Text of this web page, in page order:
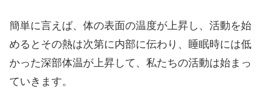
簡単に言えば、体の表面の温度が上昇し、活動を始
めるとその熱は次第に内部に伝わり、睡眠時には低
かった深部体温が上昇して、私たちの活動は始まっ
ていきます。